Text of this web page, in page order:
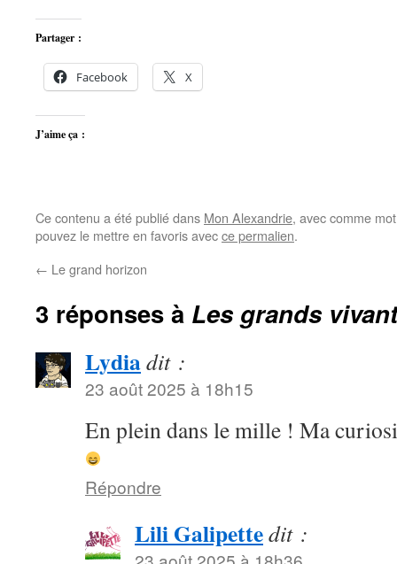
Partager :
Facebook X
J’aime ça :
Ce contenu a été publié dans Mon Alexandrie, avec comme
pouvez le mettre en favoris avecce permalien.
← Le grand horizon
3 réponses à Les grands
Lydiadit :
23 août 2025 à 18h15
En plein dans le mille ! Ma
Répondre
Lili Galipettedit :